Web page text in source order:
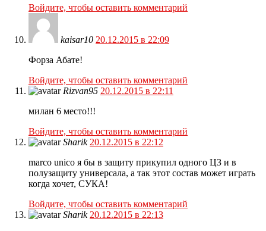
Войдите, чтобы оставить комментарий
kaisar10 20.12.2015 в 22:09
Форза Абате!
Войдите, чтобы оставить комментарий
Rizvan95 20.12.2015 в 22:11
милан 6 место!!!
Войдите, чтобы оставить комментарий
Sharik 20.12.2015 в 22:12
marco unico я бы в защиту прикупил одного ЦЗ и в
полузащиту универсала, а так этот состав может играть
когда хочет, СУКА!
Войдите, чтобы оставить комментарий
Sharik 20.12.2015 в 22:13